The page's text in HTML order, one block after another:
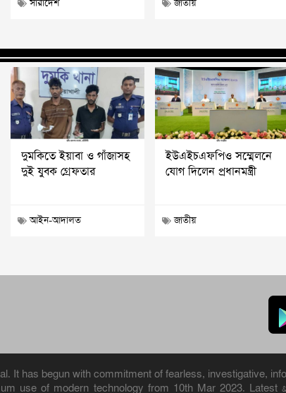
সারাদেশ জাতীয়
দুমকিতে ইয়াবা ও গাঁজাসহ
দুই যুবক গ্রেফতার
আইন-আদালত
ইউএইচএফপিও সম্মেলনে
যোগ দিলেন প্রধানমন্ত্রী
জাতীয়
It has begun with commitment of fearless, investigative,
use of modern technology from 10th Mar 2023. Latest